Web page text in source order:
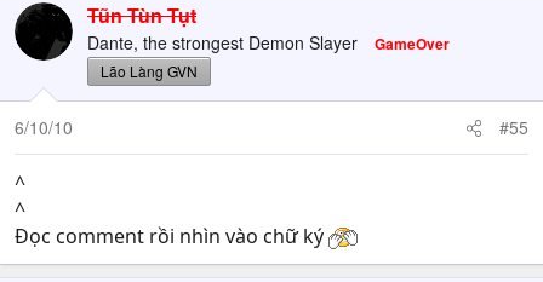
Tũn Tùn Tụt
Dante, the strongest Demon Slayer GameOver
Lão Làng GVN
6/10/10 #55
^
^
Đọc comment rồi nhìn vào chữ ký